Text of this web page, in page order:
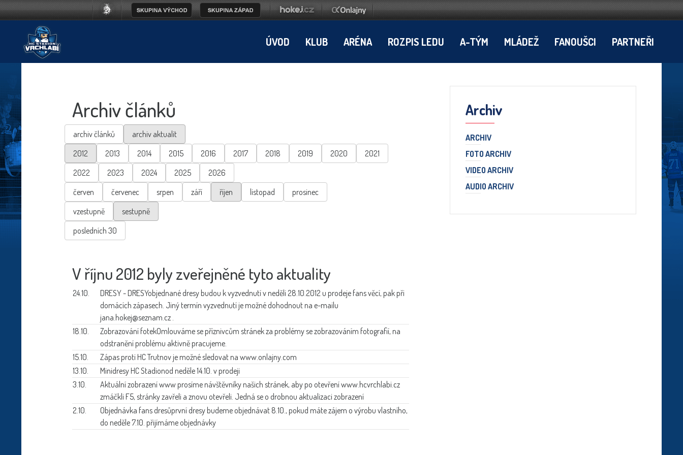
ÚVOD KLUB ARÉNA ROZPIS LEDU A-TÝM MLÁDEŽ FANOUŠCI PARTNEŘI
Archiv článků
archiv článků
archiv aktualit
2012
2013 2014 2015 2016 2017 2018 2019 2020
2021
2022
2023 2024 2025
2026
červen
červenec srpen září říjen listopad
prosinec
vzestupně
sestupně
posledních 30
V říjnu 2012 byly zveřejněné tyto aktuality
24.10. DRESY - DRESYobjednané dresy budou k vyzvednutí v neděli 28.10.2012 u prodeje fans věcí, pak při
domácích zápasech. Jiný termín vyzvednutí je možné dohodnout na e-mailu
jana.hokej@seznam.cz .
18.10.
Zobrazování fotekOmlouváme se příznivcům stránek za problémy se zobrazováním fotografií, na
odstranění problému aktivně pracujeme.
15.10.
Zápas proti HC Trutnov je možné sledovat na www.onlajny.com
13.10.
Minidresy HC Stadionod neděle 14.10. v prodeji
3.10.
Aktuální zobrazení www prosíme návštěvníky našich stránek, aby po otevření www.hcvrchlabi.cz
zmáčkli F5, stránky zavřeli a znovu otevřeli. Jedná se o drobnou aktualizaci zobrazení
2.10.
Objednávka fans dresůprvní dresy budeme objednávat 8.10., pokud máte zájem o výrobu vlastního,
do neděle 7.10. přijímáme objednávky
Archiv
ARCHIV
FOTO ARCHIV
VIDEO ARCHIV
AUDIO ARCHIV